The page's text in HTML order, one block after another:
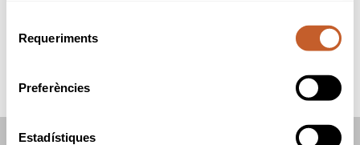
Requeriments
Preferències
Estadístiques